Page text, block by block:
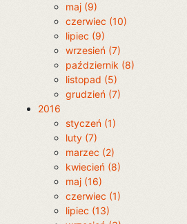
maj (9)
czerwiec (10)
lipiec (9)
wrzesień (7)
październik (8)
listopad (5)
grudzień (7)
2016
styczeń (1)
luty (7)
marzec (2)
kwiecień (8)
maj (16)
czerwiec (1)
lipiec (13)